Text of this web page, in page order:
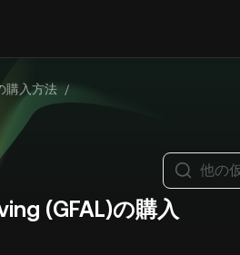
購入方法 /
(GFAL)の購入
他の